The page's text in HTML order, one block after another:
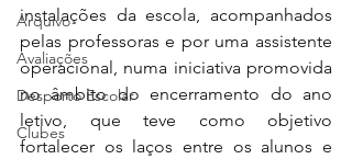
Arquivo
Avaliações
Desporto Escolar
Clubes
instalações da escola, acompanhados
pelas professoras e por uma assistente
operacional, numa iniciativa promovida
no âmbito do encerramento do ano
letivo, que teve como objetivo
fortalecer os laços entre os alunos e